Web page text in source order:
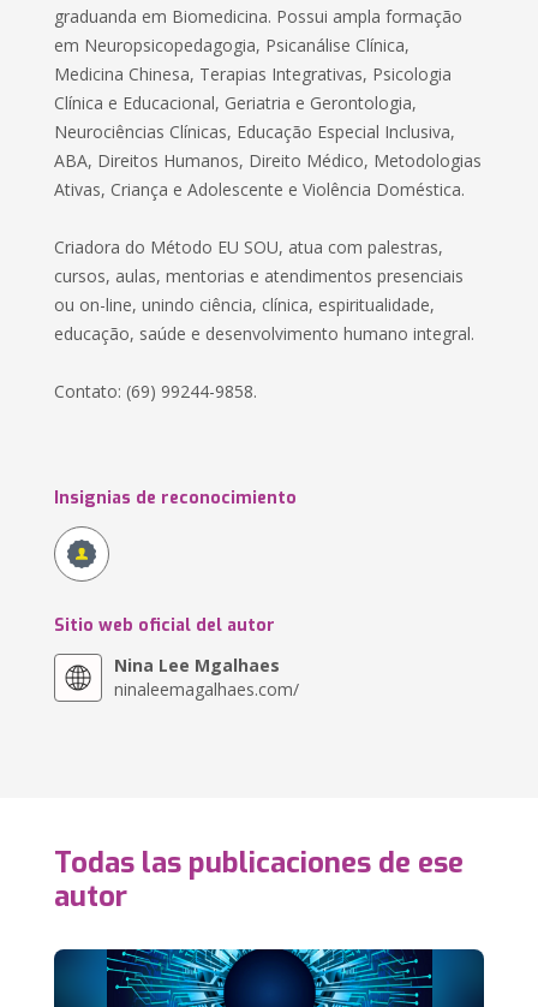
graduanda em Biomedicina. Possui ampla formação
em Neuropsicopedagogia, Psicanálise Clínica,
Medicina Chinesa, Terapias Integrativas, Psicologia
Clínica e Educacional, Geriatria e Gerontologia,
Neurociências Clínicas, Educação Especial Inclusiva,
ABA, Direitos Humanos, Direito Médico, Metodologias
Ativas, Criança e Adolescente e Violência Doméstica.
Criadora do Método EU SOU, atua com palestras,
cursos, aulas, mentorias e atendimentos presenciais
ou on-line, unindo ciência, clínica, espiritualidade,
educação, saúde e desenvolvimento humano integral.
Contato: (69) 99244-9858.
Insignias de reconocimiento
Sitio web oficial del autor
Nina Lee Mgalhaes
ninaleemagalhaes.com/
Todas las publicaciones de ese
autor